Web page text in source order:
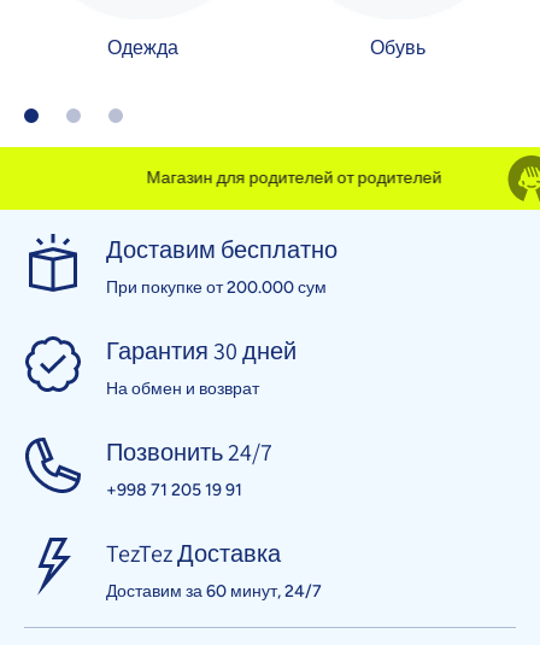
Одежда Обувь
Магазин для родителей от родителей
Доставим бесплатно
При покупке от 200.000 сум
Гарантия 30 дней
На обмен и возврат
Позвонить 24/7
+998 71 205 19 91
TezTez Доставка
Доставим за 60 минут, 24/7